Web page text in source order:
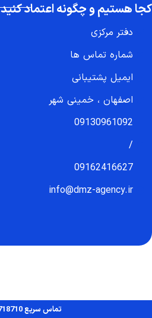
تماس سریع 09207718710
کجا هستیم و چگونه اعتماد کنید
دفتر مرکزی
شماره تماس ها
ایمیل پشتیبانی
اصفهان ، خمینی شهر
09130961092
/
09162416627
info@dmz-agency.ir